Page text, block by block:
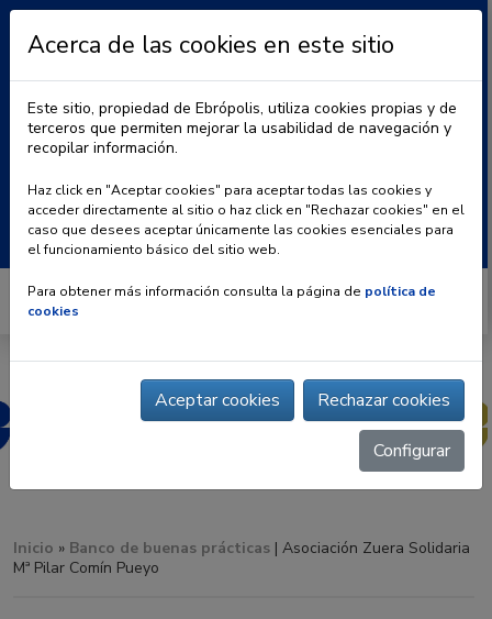
BLOG | CONTACTO
Buscar:
Inicio » Banco de buenas prácticas | Asociación Zuera Solidaria
Mª Pilar Comín Pueyo
Acerca de las cookies en este sitio
Este sitio, propiedad de Ebrópolis, utiliza cookies propias y de
terceros que permiten mejorar la usabilidad de navegación y
recopilar información.
Haz click en "Aceptar cookies" para aceptar todas las cookies y
acceder directamente al sitio o haz click en "Rechazar cookies" en el
caso que desees aceptar únicamente las cookies esenciales para
el funcionamiento básico del sitio web.
Para obtener más información consulta la página de política de
cookies
Aceptar cookies Rechazar cookies
Configurar